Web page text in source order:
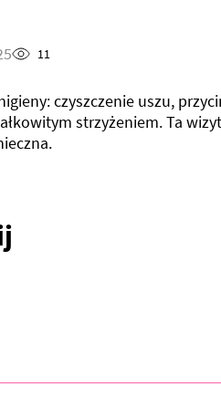
11
czyszczenie uszu,
strzyżeniem. Ta